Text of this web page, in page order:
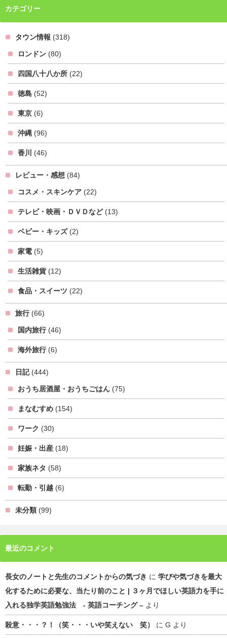
カテゴリー
タウン情報 (318)
ロンドン (80)
四国八十八か所 (22)
徳島 (52)
東京 (6)
沖縄 (96)
香川 (46)
レビュー・感想 (84)
コスメ・スキンケア (22)
テレビ・映画・ＤＶＤなど(13)
ベビー・キッズ(2)
家電 (5)
生活雑貨 (12)
食品・スイーツ (22)
旅行(66)
国内旅行(46)
海外旅行(6)
日記(444)
おうち居酒屋・おうちごはん (75)
まなむすめ (154)
ワーク (30)
妊娠・出産 (18)
家族ネタ (58)
転勤・引越 (6)
未分類 (99)
最近のコメント
長女のノートと先生のコメントからの気づき に 学びや気づきを最大
化するために必要な、当たり前のこと | ３ヶ月でほしい英語力を手に
入れる独学英語勉強法 - 英語コーチング – より
殺意・・・？！（笑・・・いや笑えない 笑） に G より